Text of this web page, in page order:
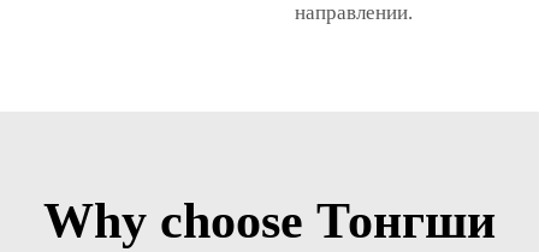
направлении.
Why choose Тонгши